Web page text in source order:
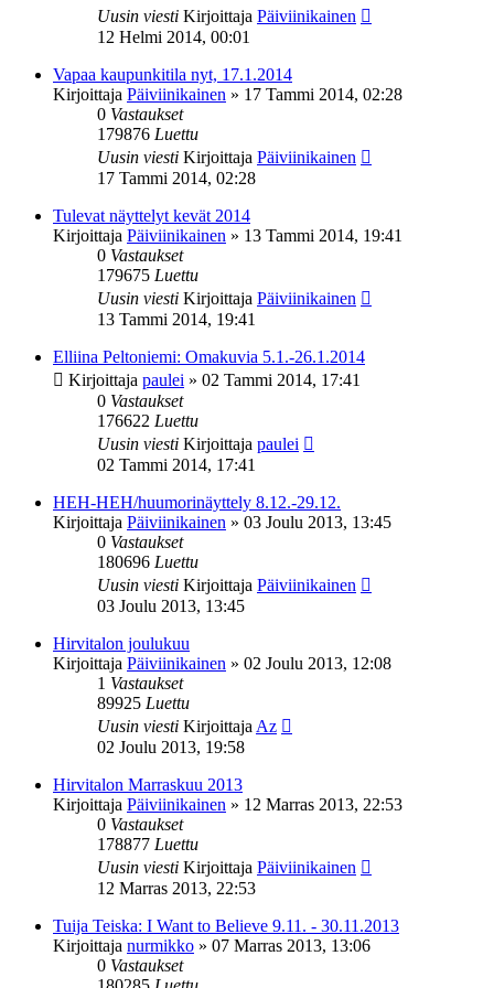
Uusin viesti Kirjoittaja Päiviinikainen
12 Helmi 2014, 00:01
Vapaa kaupunkitila nyt, 17.1.2014
Kirjoittaja Päiviinikainen » 17 Tammi 2014, 02:28
0 Vastaukset
179876 Luettu
Uusin viesti Kirjoittaja Päiviinikainen
17 Tammi 2014, 02:28
Tulevat näyttelyt kevät 2014
Kirjoittaja Päiviinikainen » 13 Tammi 2014, 19:41
0 Vastaukset
179675 Luettu
Uusin viesti Kirjoittaja Päiviinikainen
13 Tammi 2014, 19:41
Elliina Peltoniemi: Omakuvia 5.1.-26.1.2014
Kirjoittaja paulei » 02 Tammi 2014, 17:41
0 Vastaukset
176622 Luettu
Uusin viesti Kirjoittaja paulei
02 Tammi 2014, 17:41
HEH-HEH/huumorinäyttely 8.12.-29.12.
Kirjoittaja Päiviinikainen » 03 Joulu 2013, 13:45
0 Vastaukset
180696 Luettu
Uusin viesti Kirjoittaja Päiviinikainen
03 Joulu 2013, 13:45
Hirvitalon joulukuu
Kirjoittaja Päiviinikainen » 02 Joulu 2013, 12:08
1 Vastaukset
89925 Luettu
Uusin viesti Kirjoittaja Az
02 Joulu 2013, 19:58
Hirvitalon Marraskuu 2013
Kirjoittaja Päiviinikainen » 12 Marras 2013, 22:53
0 Vastaukset
178877 Luettu
Uusin viesti Kirjoittaja Päiviinikainen
12 Marras 2013, 22:53
Tuija Teiska: I Want to Believe 9.11. - 30.11.2013
Kirjoittaja nurmikko » 07 Marras 2013, 13:06
0 Vastaukset